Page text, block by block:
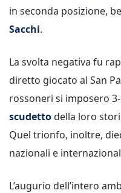
in seconda posizione,
Sacchi.
La svolta negativa fu
diretto giocato al San
rossoneri si imposero
scudetto della loro
Quel trionfo, inoltre,
nazionali e
L’augurio dell’intero